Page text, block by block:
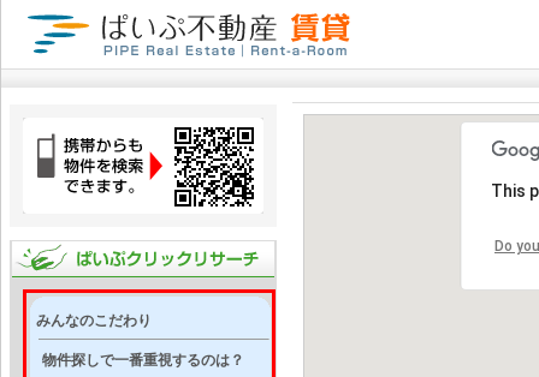
みんなのこだわり
物件探しで一番重視するのは？
This
Do